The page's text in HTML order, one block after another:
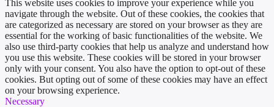
This website uses cookies to improve your experience while you
navigate through the website. Out of these cookies, the cookies that
are categorized as necessary are stored on your browser as they are
essential for the working of basic functionalities of the website. We
also use third-party cookies that help us analyze and understand how
you use this website. These cookies will be stored in your browser
only with your consent. You also have the option to opt-out of these
cookies. But opting out of some of these cookies may have an effect
on your browsing experience.
Necessary